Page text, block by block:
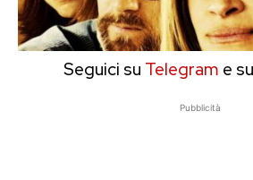
Seguici su Telegram e su
Pubblicità